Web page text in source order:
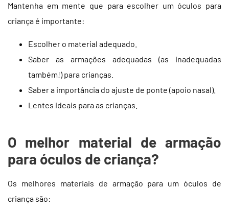
Mantenha em mente que para escolher um óculos para
criança é importante:
Escolher o material adequado.
Saber as armações adequadas (as inadequadas
também!) para crianças.
Saber a importância do ajuste de ponte (apoio nasal).
Lentes ideais para as crianças.
O melhor material de armação
para óculos de criança?
Os melhores materiais de armação para um óculos de
criança são: